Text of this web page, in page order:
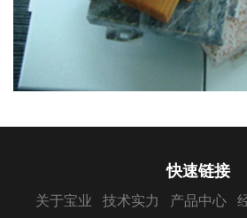
快速链接
关于宝业 技术实力 产品中心